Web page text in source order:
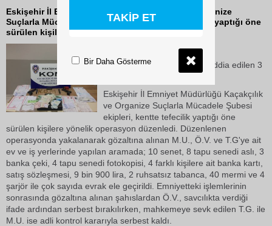
Eskişehir İl Emniyet Müdürlüğü Kaçakçılık ve Organize
Suçlarla Mücadele Şubesi ekipleri, kentte tefecilik yaptığı öne
sürülen kişilere yönelik...
22 Ekim 2018 Pazartesi 10:28
Eskişehir'de tefecilik yaptığı iddia edilen 3
Eskişehir İl Emniyet Müdürlüğü Kaçakçılık
ve Organize Suçlarla Mücadele Şubesi
ekipleri, kentte tefecilik yaptığı öne
sürülen kişilere yönelik operasyon düzenledi. Düzenlenen
operasyonda yakalanarak gözaltına alınan M.U., Ö.V. ve T.G'ye ait
ev ve iş yerlerinde yapılan aramada; 10 senet, 8 tapu senedi aslı, 3
banka çeki, 4 tapu senedi fotokopisi, 4 farklı kişilere ait banka kartı,
satış sözleşmesi, 9 bin 900 lira, 2 ruhsatsız tabanca, 40 mermi ve 4
şarjör ile çok sayıda evrak ele geçirildi. Emniyetteki işlemlerinin
sonrasında gözaltına alınan şahıslardan Ö.V., savcılıkta verdiği
ifade ardından serbest bırakılırken, mahkemeye sevk edilen T.G. ile
M.U. ise adli kontrol kararıyla serbest kaldı.
TAKİP ET
Bir Daha Gösterme